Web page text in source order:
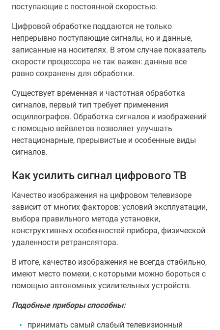
поступающие с постоянной скоростью.
Цифровой обработке поддаются не только
непрерывно поступающие сигналы, но и данные,
записанные на носителях. В этом случае показатель
скорости процессора не так важен: данные все
равно сохранены для обработки.
Существует временная и частотная обработка
сигналов, первый тип требует применения
осциллографов. Обработка сигналов и изображений
с помощью вейвлетов позволяет улучшать
нестационарные, прерывистые и особенные виды
сигналов.
Как усилить сигнал цифрового ТВ
Качество изображения на цифровом телевизоре
зависит от многих факторов: условий эксплуатации,
выбора правильного метода установки,
конструктивных особенностей прибора, физической
удаленности ретранслятора.
В итоге, качество изображения не всегда стабильно,
имеют место помехи, с которыми можно бороться с
помощью автономных усилительных устройств.
Подобные приборы способны:
принимать самый слабый телевизионный